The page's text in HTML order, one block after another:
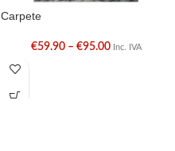
Carpete
€59.90 – €95.00 Inc. IVA